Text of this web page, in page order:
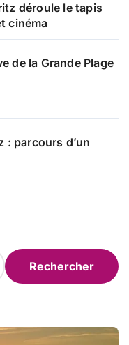
déroule le tapis
cinéma
de la Grande Plage
: parcours d’un